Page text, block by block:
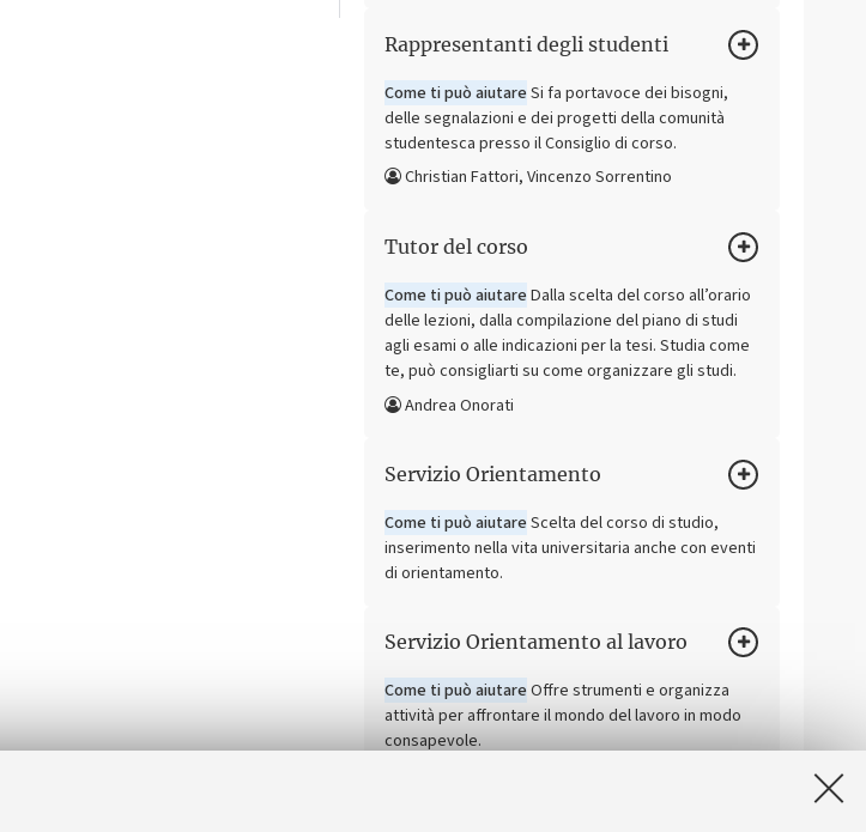
Rappresentanti degli studenti
Come ti può aiutareSi fa portavoce dei bisogni,
delle segnalazioni e dei progetti della comunità
studentesca presso il Consiglio di corso.
Christian Fattori, Vincenzo Sorrentino
Tutor del corso
Come ti può aiutareDalla scelta del corso all’orario
delle lezioni, dalla compilazione del piano di studi
agli esami o alle indicazioni per la tesi. Studia come
te, può consigliarti su come organizzare gli studi.
Andrea Onorati
Servizio Orientamento
Come ti può aiutareScelta del corso di studio,
inserimento nella vita universitaria anche con eventi
di orientamento.
Servizio Orientamento al lavoro
Come ti può aiutareOffre strumenti e organizza
attività per affrontare il mondo del lavoro in modo
consapevole.